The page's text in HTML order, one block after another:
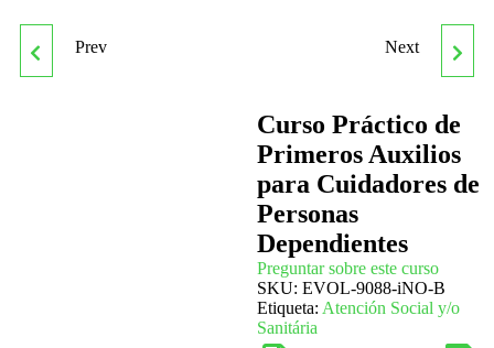
CURSO PRÁCTICO DE
Prev CURSO PRÁCTICO DE
PARA CUIDADORES DE
PERSONAS MAYORES
Next
Curso Práctico de
Primeros Auxilios
para Cuidadores de
Personas
Dependientes
Preguntar sobre este curso
SKU: EVOL-9088-iNO-B
Etiqueta: Atención Social y/o
Sanitária